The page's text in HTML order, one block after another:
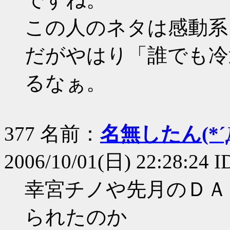
この人のネタは感動
だがやはり「誰でも
るなぁ。
377 名前： 名無したん
2006/10/01(日) 22:28:24
幸宮チノや先月のＤ
られたのか